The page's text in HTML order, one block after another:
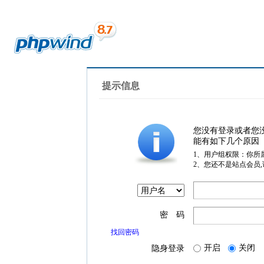
提示信息
您没有登录或者您
能有如下几个原因
1、用户组权限：你所
2、您还不是站点会员
密 码
找回密码
隐身登录 开启 关闭